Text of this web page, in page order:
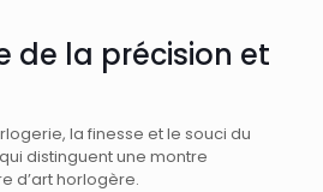
de la précision et
la finesse et le souci du
distinguent une montre
d’art horlogère.